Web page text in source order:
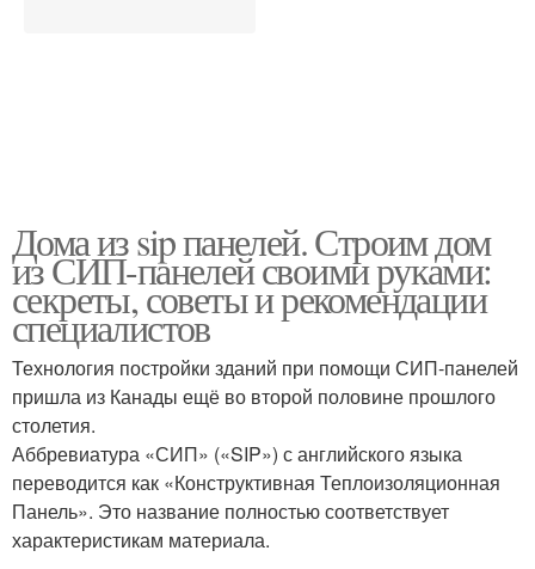
Дома из sip панелей. Строим дом
из СИП-панелей своими руками:
секреты, советы и рекомендации
специалистов
Технология постройки зданий при помощи СИП-панелей
пришла из Канады ещё во второй половине прошлого
столетия.
Аббревиатура «СИП» («SIP») с английского языка
переводится как «Конструктивная Теплоизоляционная
Панель». Это название полностью соответствует
характеристикам материала.